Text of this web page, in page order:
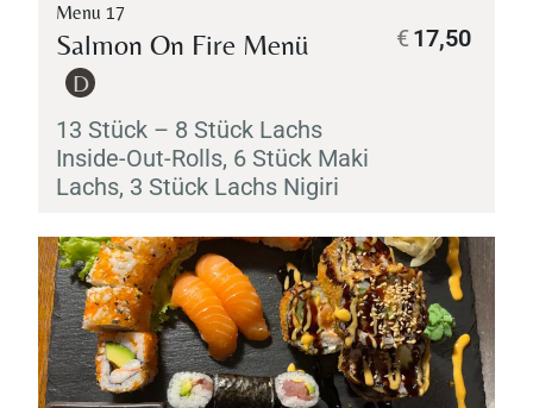
Menu 17
Salmon On Fire Menü
D
13 Stück – 8 Stück Lachs
Inside-Out-Rolls, 6 Stück Maki
Lachs, 3 Stück Lachs Nigiri
17,50
€